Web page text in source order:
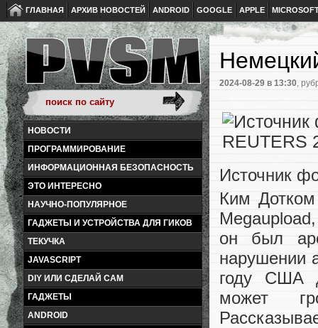
ГЛАВНАЯ АРХИВ НОВОСТЕЙ ANDROID GOOGLE APPLE
НОВОСТИ
ПРОГРАММИРОВАНИЕ
ИНФОРМАЦИОННАЯ БЕЗОПАСНОСТЬ
ЭТО ИНТЕРЕСНО
НАУЧНО-ПОПУЛЯРНОЕ
ГАДЖЕТЫ И УСТРОЙСТВА ДЛЯ ГИКОВ
ТЕКУЧКА
JAVASCRIPT
DIY ИЛИ СДЕЛАЙ САМ
ГАДЖЕТЫ
ANDROID
2024-08-29 в 13:30,
Источник
Ким
он был
нарушении
году США
может